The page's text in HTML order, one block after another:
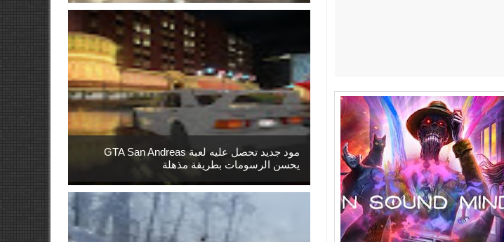
مود جديد تحصل عليه لعبة GTA San Andreas
يحسن الرسومات بطريقة مذهلة